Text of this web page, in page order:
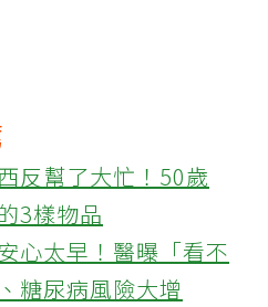
反幫了大忙！50歲
3樣物品
心太早！醫曝「看不
糖尿病風險大增